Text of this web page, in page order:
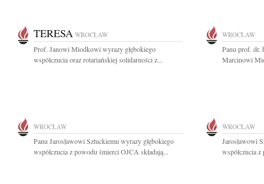
TERESA WROCŁAW
Prof. Janowi Miodkowi wyrazy głębokiego
współczucia oraz rotariańskiej solidarności z...
WROCŁAW
Panu prof. dr.
Marcinowi
WROCŁAW
Panu Jarosławowi Sztuckiemu wyrazy głębokiego
współczucia z powodu śmierci OJCA składają...
WROCŁAW
Jarosławowi
współczucia